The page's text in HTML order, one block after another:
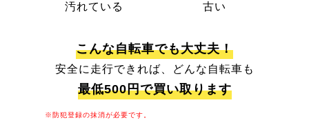
汚れている 古い
こんな自転車でも大丈夫！
安全に走行できれば、どんな自転車も
最低500円で買い取ります
※防犯登録の抹消が必要です。